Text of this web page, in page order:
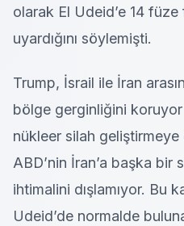
olarak El Udeid’e 14 füze
uyardığını söylemişti.
Trump, İsrail ile İran
bölge gerginliğini koruyor
nükleer silah
ABD’nin İran’a başka bir
ihtimalini dışlamıyor. Bu
Udeid’de normalde